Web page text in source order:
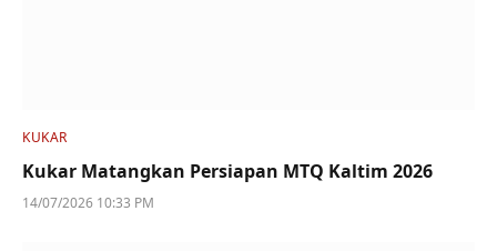
KUKAR
Kukar Matangkan Persiapan MTQ Kaltim 2026
14/07/2026 10:33 PM